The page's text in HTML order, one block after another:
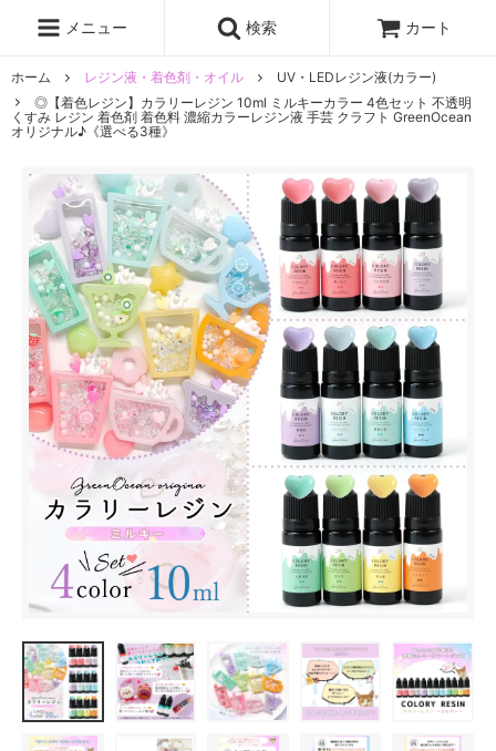
メニュー 検索 カート
ホーム レジン液・着色剤・オイル
UV・LEDレジン液(カラー)
◎【着色レジン】カラリーレジン 10ml ミルキーカラー 4色セット 不透明
くすみ レジン 着色剤 着色料 濃縮カラーレジン液 手芸 クラフト GreenOcean
オリジナル♪《選べる3種》